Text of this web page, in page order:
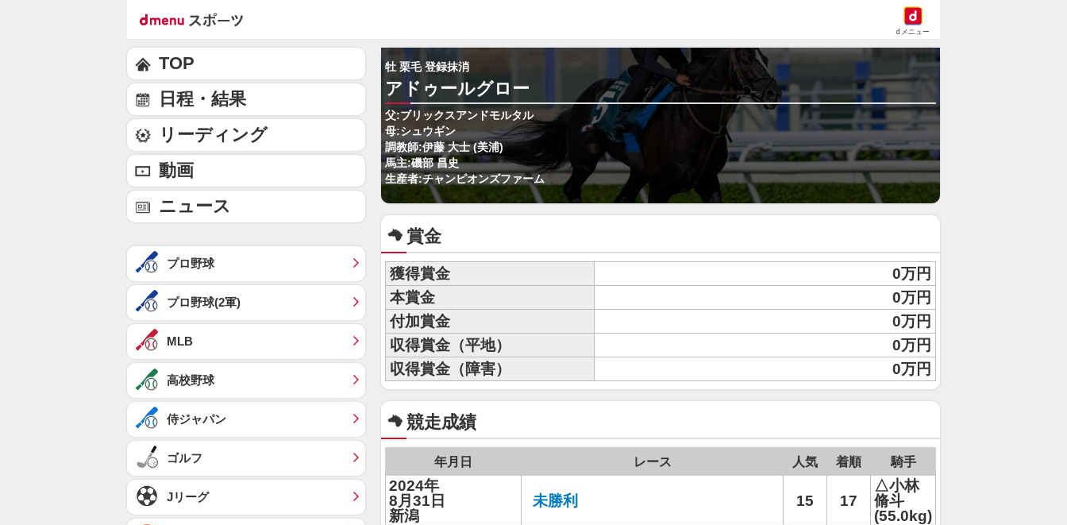
dメニュー
牡 栗毛 登録抹消
アドゥールグロー
父:ブリックスアンドモルタル
母:シュウギン
調教師:伊藤 大士 (美浦)
馬主:磯部 昌史
生産者:チャンピオンズファーム
賞金
獲得賞金
0万円
本賞金
0万円
付加賞金
0万円
収得賞金（平地）
0万円
収得賞金（障害）
0万円
競走成績
年月日 レース 人気 着順 騎手
2024年
8月31日
新潟
未勝利 15 17
△小林
脩斗
(55.0kg)
TOP
日程・結果
リーディング
動画
ニュース
プロ野球
プロ野球(2軍)
MLB
高校野球
侍ジャパン
ゴルフ
Jリーグ